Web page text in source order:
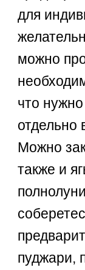
для
можно
что
отдельно
Можно
также и
пуджари,